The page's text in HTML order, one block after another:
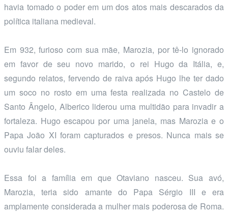
havia tomado o poder em um dos atos mais descarados da
política italiana medieval.
Em 932, furioso com sua mãe, Marozia, por tê-lo ignorado
em favor de seu novo marido, o rei Hugo da Itália, e,
segundo relatos, fervendo de raiva após Hugo lhe ter dado
um soco no rosto em uma festa realizada no Castelo de
Santo Ângelo, Alberico liderou uma multidão para invadir a
fortaleza. Hugo escapou por uma janela, mas Marozia e o
Papa João XI foram capturados e presos. Nunca mais se
ouviu falar deles.
Essa foi a família em que Otaviano nasceu. Sua avó,
Marozia, teria sido amante do Papa Sérgio III e era
amplamente considerada a mulher mais poderosa de Roma.